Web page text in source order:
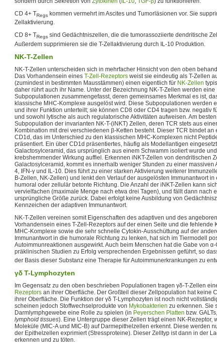
CD 4+ TRegs kommen vermehrt im Ascites und Tumorläsionen vor. Sie
Zellaktivierung.
CD 8+ TRegs sind Gedächtniszellen, die die tumorassoziierte dendritische
Außerdem supprimieren sie die T-Zellaktivierung durch IL-10 Produktion.
NK-T-Zellen
NK-T-Zellen unterscheiden sich in mehrfacher Hinsicht von den oben
Das Vorhandensein eines T-Zell-Rezeptors weist sie eindeutig als T-Zellen
(zumindest in bestimmten Mausstämmen) einen eigentlich für NK-Zellen
daher rührt auch ihr Name. Unter der Bezeichnung NK-T-Zellen werden
Subpopulationen zusammengefasst, deren gemeinsames Merkmal es ist,
klassische MHC-Komplexe ausgelöst wird. Diese Subpopulationen werden
und ihrer Funktion unterteilt; sie können CD8 oder CD4 tragen bzw. negativ
und sowohl lytische als auch regulatorische Aktivitäten aufweisen. Am
Subpopulation der invarianten NK-T-(iNKT) Zellen, deren TCR stets aus
Kombination mit drei verschiedenen β-Ketten besteht. Dieser TCR bindet
CD1d, das im Unterschied zu den klassischen MHC-Komplexen nicht
präsentiert. Ein über CD1d präsentiertes, häufig als Modellantigen
Galactosylceramid, das ursprünglich aus einem Schwamm isoliert wurde
krebshemmender Wirkung auffiel. Erkennen iNKT-Zellen von dendritischen
Galactosylceramid, kommt es innerhalb weniger Stunden zu einer massiven
4, IFN-γ und IL-10. Dies führt zu einer starken Aktivierung weiterer
B-Zellen, NK-Zellen) und lenkt den Verlauf der ausgelösten Immunantwort
humoral oder zellulär betonte Richtung. Die Anzahl der iNKT-Zellen kann
vervielfachen (maximale Menge nach etwa drei Tagen), und fällt dann nach
ursprüngliche Größe zurück. Dabei erfolgt keine Ausbildung von
Kennzeichen der adaptiven Immunantwort.
NK-T-Zellen vereinen somit Eigenschaften des adaptiven und des
Vorhandensein eines T-Zell-Rezeptors auf der einen Seite und die fehlende
MHC-Komplexe sowie die sehr schnelle Cytokin-Ausschüttung auf der
Immunantwort in die humorale Richtung zu lenken, hat sich im Tiermodell
Autoimmunreaktionen ausgewirkt. Auch beim Menschen hat die Gabe von
präklinischen Studien zu Erfolg versprechenden Ergebnissen geführt, so
der Basis dieser Substanz eine Therapie für Autoimmunerkrankungen zu
γδ T-Lymphozyten
Im Gegensatz zu den oben beschrieben Populationen tragen γδ-T-Zellen
Rezeptors an ihrer Oberfläche. Der Großteil dieser Zellpopulation hat keine
ihrer Oberfläche. Die Funktion der γδ T-Lymphozyten ist noch nicht
scheinen jedoch Stoffwechselprodukte von Mykobakterien zu erkennen. Sie
Darmlymphgewebe eine Rolle zu spielen (in Peyerschen Platten bzw.
lymphoid tissues). Eine Untergruppe dieser Zellen trägt einen NK-Rezeptor,
Moleküle (MIC-A und MIC-B) auf Darmepithelzellen erkennt. Diese werden
der Epithelzellen exprimiert (Stressproteine). Dieser Zelltyp ist dann in der
erkennen und zu töten.